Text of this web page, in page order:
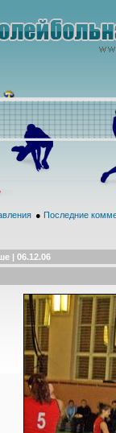
● Последние
| 06.12.06